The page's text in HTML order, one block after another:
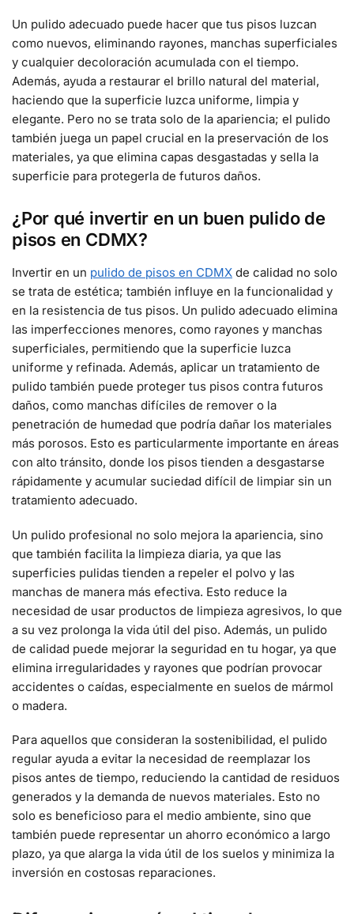
Un pulido adecuado puede hacer que tus pisos luzcan
como nuevos, eliminando rayones, manchas superficiales
y cualquier decoloración acumulada con el tiempo.
Además, ayuda a restaurar el brillo natural del material,
haciendo que la superficie luzca uniforme, limpia y
elegante. Pero no se trata solo de la apariencia; el pulido
también juega un papel crucial en la preservación de los
materiales, ya que elimina capas desgastadas y sella la
superficie para protegerla de futuros daños.
¿Por qué invertir en un buen pulido de
pisos en CDMX?
Invertir en un pulido de pisos en CDMX de calidad no solo
se trata de estética; también influye en la funcionalidad y
en la resistencia de tus pisos. Un pulido adecuado elimina
las imperfecciones menores, como rayones y manchas
superficiales, permitiendo que la superficie luzca
uniforme y refinada. Además, aplicar un tratamiento de
pulido también puede proteger tus pisos contra futuros
daños, como manchas difíciles de remover o la
penetración de humedad que podría dañar los materiales
más porosos. Esto es particularmente importante en áreas
con alto tránsito, donde los pisos tienden a desgastarse
rápidamente y acumular suciedad difícil de limpiar sin un
tratamiento adecuado.
Un pulido profesional no solo mejora la apariencia, sino
que también facilita la limpieza diaria, ya que las
superficies pulidas tienden a repeler el polvo y las
manchas de manera más efectiva. Esto reduce la
necesidad de usar productos de limpieza agresivos, lo que
a su vez prolonga la vida útil del piso. Además, un pulido
de calidad puede mejorar la seguridad en tu hogar, ya que
elimina irregularidades y rayones que podrían provocar
accidentes o caídas, especialmente en suelos de mármol
o madera.
Para aquellos que consideran la sostenibilidad, el pulido
regular ayuda a evitar la necesidad de reemplazar los
pisos antes de tiempo, reduciendo la cantidad de residuos
generados y la demanda de nuevos materiales. Esto no
solo es beneficioso para el medio ambiente, sino que
también puede representar un ahorro económico a largo
plazo, ya que alarga la vida útil de los suelos y minimiza la
inversión en costosas reparaciones.